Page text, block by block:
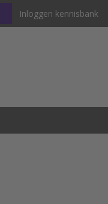
Inloggen kennisbank